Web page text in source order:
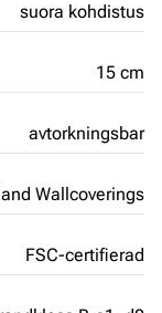
suora kohdistus
15 cm
avtorkningsbar
Wallcoverings
FSC-certifierad